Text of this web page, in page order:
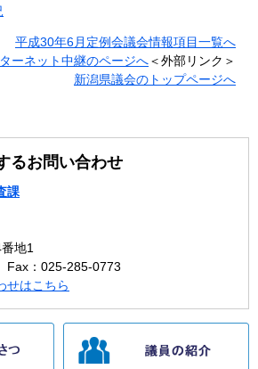
平成30年6月定例会議会情報項目一覧へ
ーネット中継のページへ＜外部リンク＞
新潟県議会のトップページへ
るお問い合わせ
課
地1
Fax：025-285-0773
せはこちら